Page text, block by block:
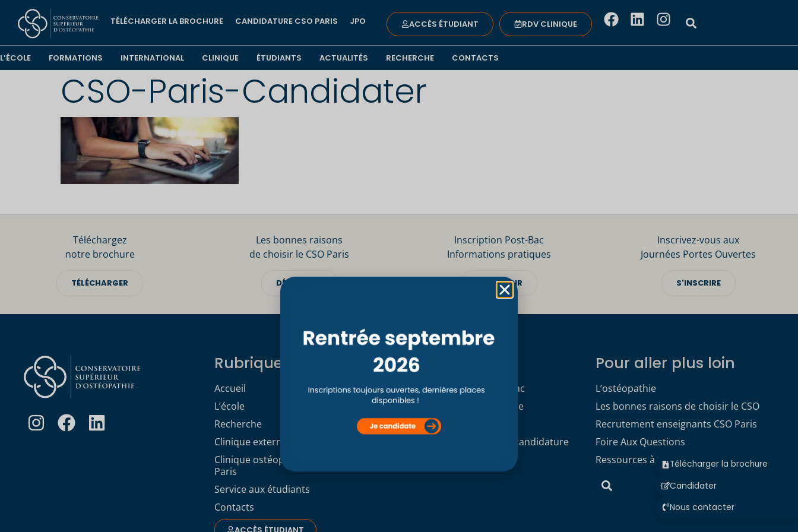
TÉLÉCHARGER LA BROCHURE CANDIDATURE CSO PARIS JPO ACCÈS ÉTUDIANT RDV CLINIQUE
Télécharger la brochure
Candidater
Nous contacter
L’ÉCOLE FORMATIONS INTERNATIONAL CLINIQUE ÉTUDIANTS ACTUALITÉS RECHERCHE CONTACTS
CSO-Paris-Candidater
Téléchargez
notre brochure
TÉLÉCHARGER
Les bonnes raisons
de choisir le CSO Paris
DÉCOUVRIR
Inscription Post-Bac
Informations pratiques
DÉCOUVRIR
Inscrivez-vous aux
Journées Portes Ouvertes
S'INSCRIRE
Rubriques
Accueil
L’école
Recherche
Clinique externe
Clinique ostéopathique interne du CSO
Paris
Service aux étudiants
Contacts
Formations
Formation initiale Post Bac
Formation professionnelle
Formation continue
Demande de dossier de candidature
Pour aller plus loin
L’ostéopathie
Les bonnes raisons de choisir le CSO
Recrutement enseignants CSO Paris
Foire Aux Questions
Ressources à télécharger